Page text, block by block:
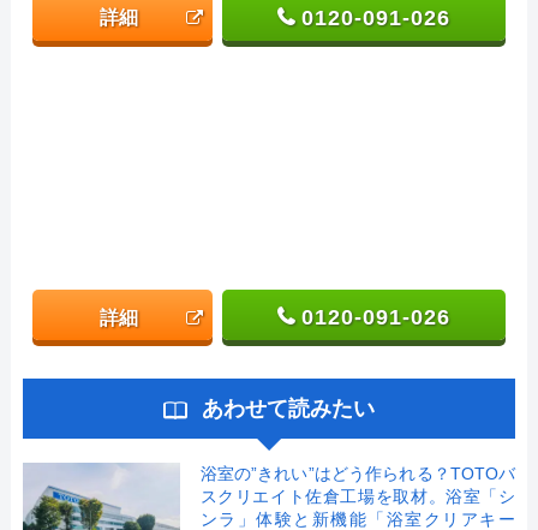
詳細 0120-091-026
詳細 0120-091-026
あわせて読みたい
浴室の”きれい”はどう作られる？TOTOバ
スクリエイト佐倉工場を取材。浴室「シ
ンラ」体験と新機能「浴室クリアキー